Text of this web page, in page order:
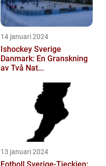
14 januari 2024
Ishockey Sverige
Danmark: En Granskning
av Två Nat...
13 januari 2024